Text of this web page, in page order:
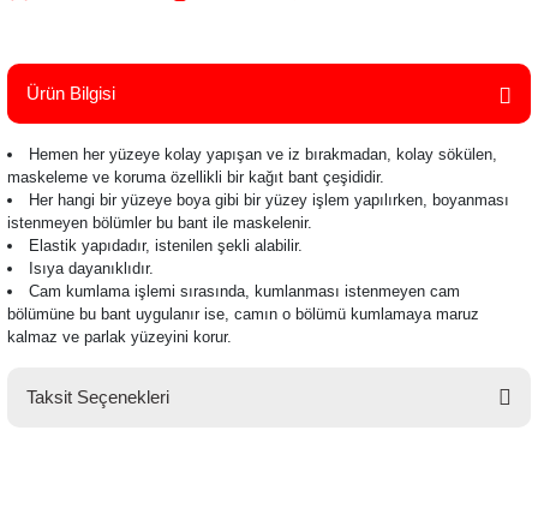
Ürün Bilgisi
Hemen her yüzeye kolay yapışan ve iz bırakmadan, kolay sökülen,
maskeleme ve koruma özellikli bir kağıt bant çeşididir.
Her hangi bir yüzeye boya gibi bir yüzey işlem yapılırken, boyanması
istenmeyen bölümler bu bant ile maskelenir.
Elastik yapıdadır, istenilen şekli alabilir.
Isıya dayanıklıdır.
Cam kumlama işlemi sırasında, kumlanması istenmeyen cam
bölümüne bu bant uygulanır ise, camın o bölümü kumlamaya maruz
kalmaz ve parlak yüzeyini korur.
Taksit Seçenekleri